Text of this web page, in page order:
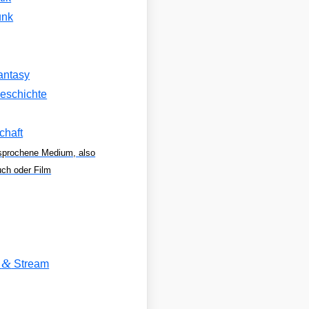
Medium, also
oder Film
& Stream